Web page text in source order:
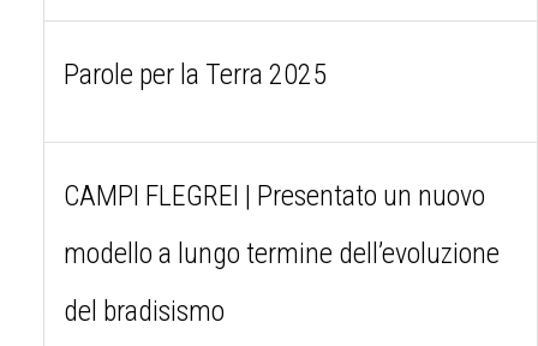
Parole per la Terra 2025
CAMPI FLEGREI | Presentato un nuovo
modello a lungo termine dell’evoluzione
del bradisismo